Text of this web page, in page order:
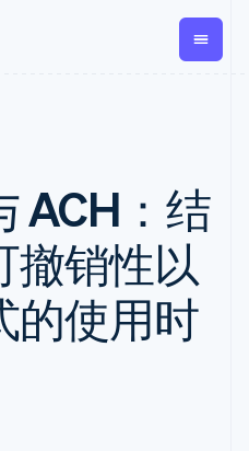
入
费
或定期
Global
Payouts
向第三
方打款
Crypto
钱包、
稳定币
费
持的支付卡
案
ACH：结
撤销性以
的使用时